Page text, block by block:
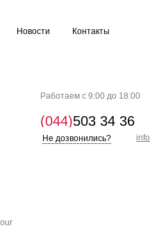
Новости Контакты
Работаем с 9:00 до 18:00
(044)503 34 36
Не дозвонились? info